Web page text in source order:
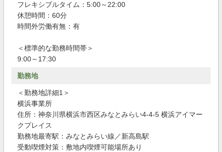
フレキシブルタイム：5:00～22:00
休憩時間：60分
時間外労働有無：有
＜標準的な勤務時間帯＞
9:00～17:30
勤務地
＜勤務地詳細1＞
横浜事業所
住所：神奈川県横浜市西区みなとみらい4-4-5 横浜アイマー
クプレイス
勤務地最寄駅：みなとみらい線／新高島駅
受動喫煙対策：敷地内喫煙可能場所あり